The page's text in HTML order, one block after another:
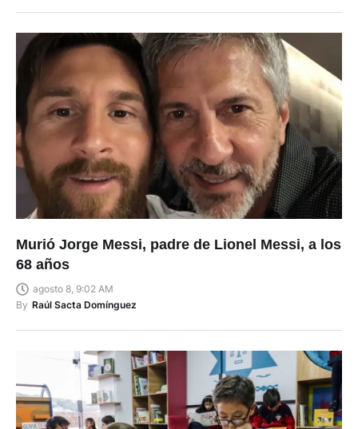
Murió Jorge Messi, padre de Lionel Messi, a los
68 años
agosto 8, 9:02 AM
By Raúl Sacta Domínguez